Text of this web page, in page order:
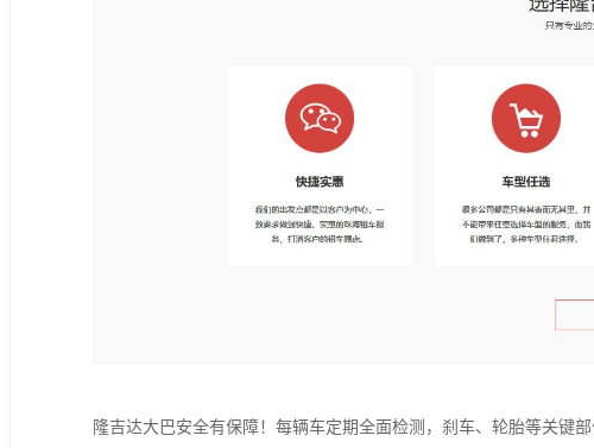
隆吉达大巴安全有保障！每辆车定期全面检测，刹车、轮胎等关键